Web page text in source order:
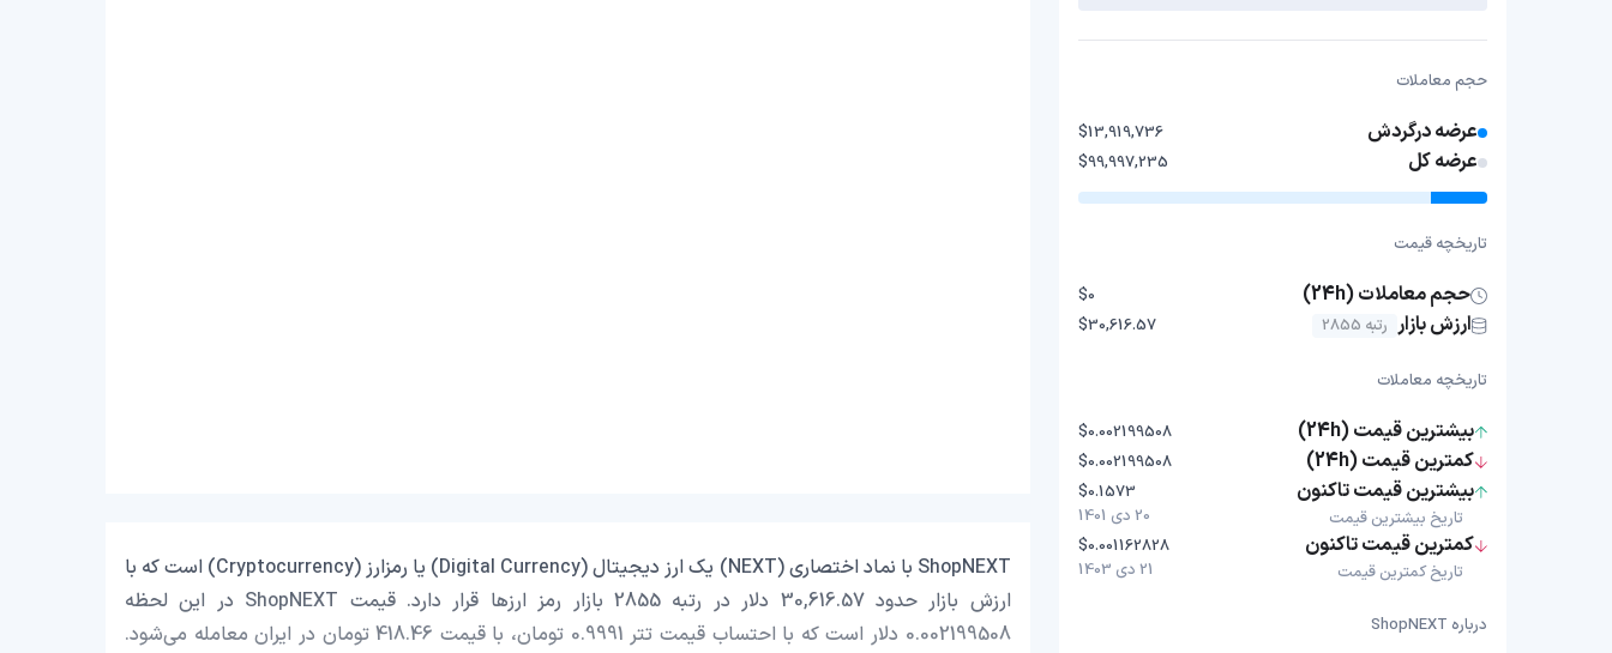
حجم معاملات
عرضه درگردش $13,919,736
عرضه کل $99,997,235
تاریخچه قیمت
حجم معاملات (24h) $0
ارزش بازار رتبه 2855 $30,616.57
تاریخچه معاملات
بیشترین قیمت (24h) $0.002199508
کمترین قیمت (24h) $0.002199508
بیشترین قیمت تاکنون
تاریخ بیشترین قیمت
$0.1573
20 دی 1401
کمترین قیمت تاکنون
تاریخ کمترین قیمت
$0.001162828
21 دی 1403
درباره ShopNEXT
ShopNEXT با نماد اختصاری (NEXT) یک ارز دیجیتال (Digital Currency) یا رمزارز (Cryptocurrency) است که با
ارزش بازار حدود 30,616.57 دلار در رتبه 2855 بازار رمز ارزها قرار دارد. قیمت ShopNEXT در این لحظه
0.002199508 دلار است که با احتساب قیمت تتر 0.9991 تومان، با قیمت 418.46 تومان در ایران معامله می‌شود.